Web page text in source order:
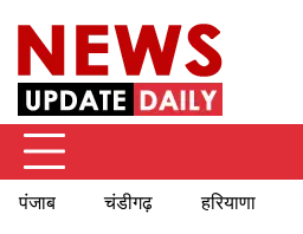
content
पंजाब चंडीगढ़ हरियाणा